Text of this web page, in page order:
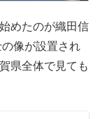
めたのが織田信
像が設置され
県全体で見ても